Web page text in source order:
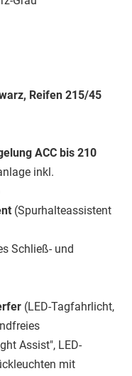
Reifen 215/45
ACC bis 210
inkl.
(Spurhalteassistent
Schließ- und
(LED-Tagfahrlicht,
Assist", LED-
mit